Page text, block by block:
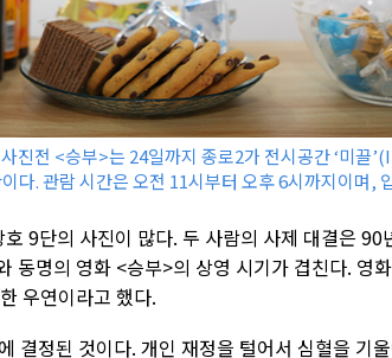
진전 <승부>는 24일까지 종로2가 전시공간 ‘미끌
다. 관람 시간은 오전 11시부터 오후 6시까지이며,
9단의 사진이 많다. 두 사람의 사제 대결은 90
동명의 영화 <승부>의 상영 시기가 겹친다. 영
우연이라고 했다.
결정된 것이다. 개인 재정을 털어서 심혈을 기